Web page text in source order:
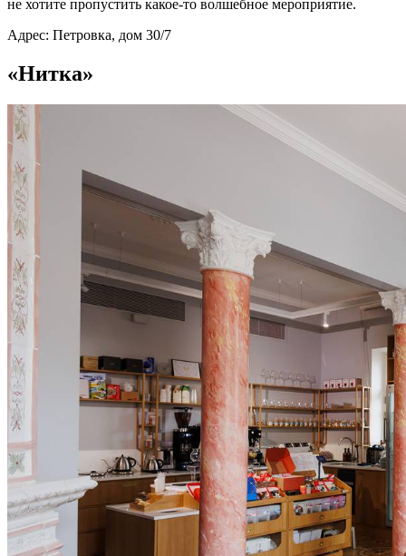
не хотите пропустить какое-то волшебное мероприятие.
Адрес: Петровка, дом 30/7
«Нитка»